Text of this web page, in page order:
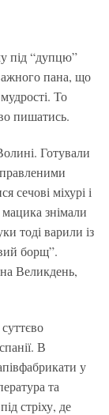
під “дупцю”
пана, що
То
пишатись.
Готували
сечові міхурі і
знімали
тоді варили із
борщ”.
Великдень,
В
у
та
стріху, де